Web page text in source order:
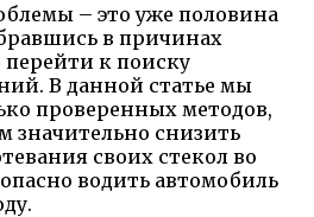
– это уже половина
в причинах
к поиску
В данной статье мы
проверенных методов,
значительно снизить
своих стекол во
водить автомобиль